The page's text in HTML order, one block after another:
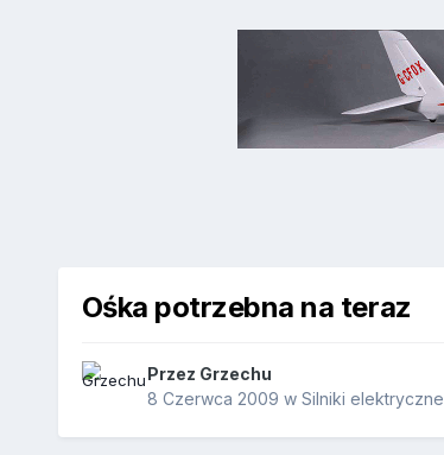
Ośka potrzebna na teraz
Przez Grzechu
8 Czerwca 2009 w Silniki elektryczne